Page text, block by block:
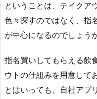
ということは、テイクア
色々探すのではなく、指
が中心になるのでしょう
指名買いしてもらえる飲
ウトの仕組みを用意して
とはいっても、自社アプ